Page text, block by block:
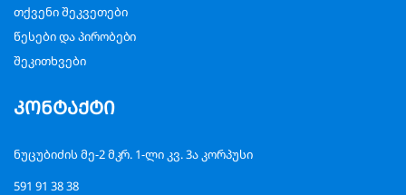
თქვენი შეკვეთები
წესები და პირობები
შეკითხვები
კონტაქტი
ნუცუბიძის მე-2 მკრ. 1-ლი კვ. 3ა კორპუსი
591 91 38 38